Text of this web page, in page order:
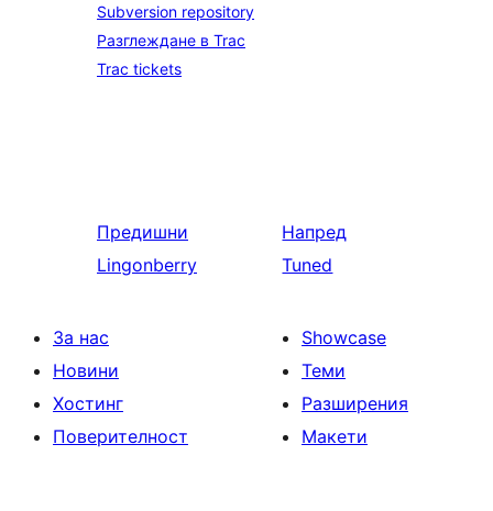
Subversion repository
Разглеждане в Trac
Trac tickets
Предишни
Lingonberry
Напред
Tuned
За нас
Новини
Хостинг
Поверителност
Showcase
Теми
Разширения
Макети